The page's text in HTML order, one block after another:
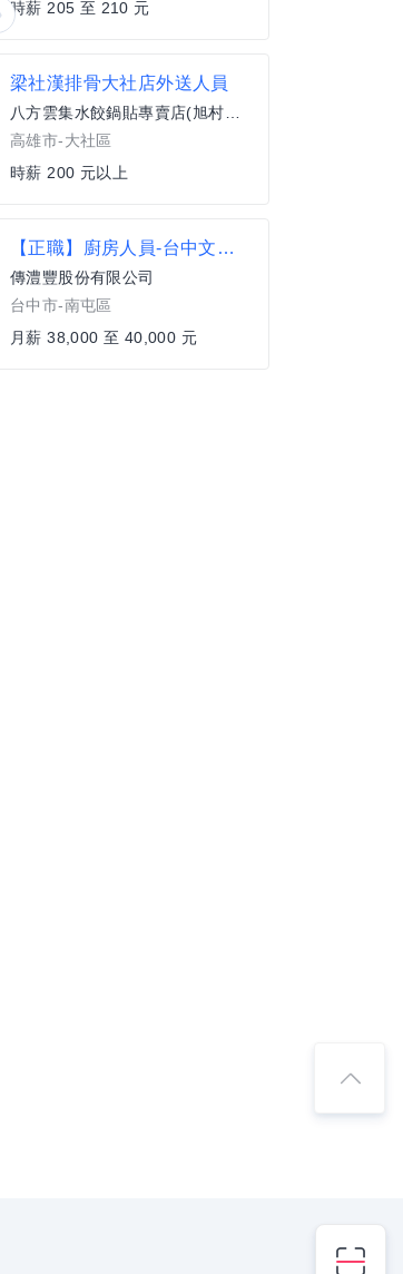
文 商品管理 桌遊
時薪 205 至 210 元
梁社漢排骨大社店外送人員
八方雲集水餃鍋貼專賣店(旭村小吃部)
高雄市-大社區
時薪 200 元以上
【正職】廚房人員-台中文心店
傳澧豐股份有限公司
台中市-南屯區
月薪 38,000 至 40,000 元